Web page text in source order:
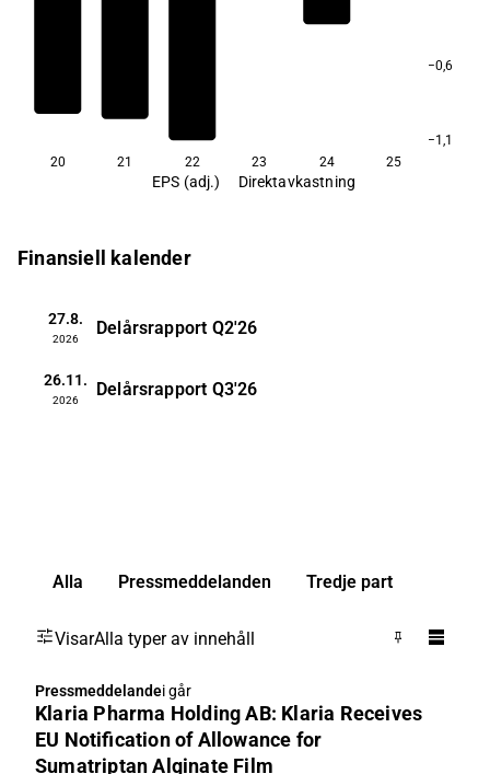
−0,6
−1,1
20
21 22 23 24 25
EPS (adj.) Direktavkastning
Finansiell kalender
27.8.
2026
Delårsrapport Q2'26
26.11.
2026
Delårsrapport Q3'26
Alla Pressmeddelanden Tredje part
VisarAlla typer av innehåll
Pressmeddelandei går
Klaria Pharma Holding AB: Klaria Receives
EU Notification of Allowance for
Sumatriptan Alginate Film